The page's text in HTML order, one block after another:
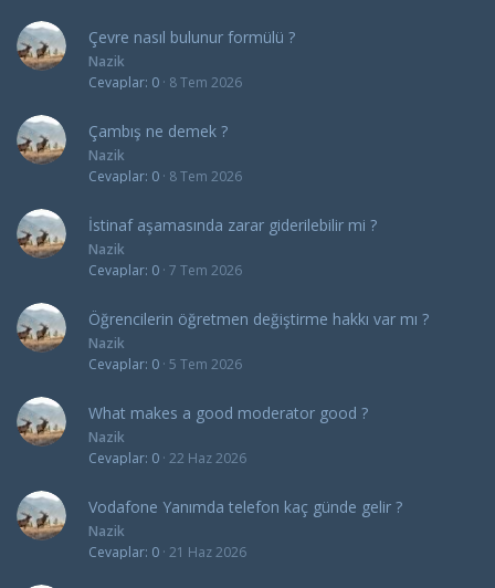
Çevre nasıl bulunur formülü ?
Nazik
Cevaplar 0 8 Tem 2026
Çambış ne demek ?
Nazik
Cevaplar 0 8 Tem 2026
İstinaf aşamasında zarar giderilebilir mi ?
Nazik
Cevaplar 0 7 Tem 2026
Öğrencilerin öğretmen değiştirme hakkı var mı ?
Nazik
Cevaplar 0 5 Tem 2026
What makes a good moderator good ?
Nazik
Cevaplar 0 22 Haz 2026
Vodafone Yanımda telefon kaç günde gelir ?
Nazik
Cevaplar 0 21 Haz 2026